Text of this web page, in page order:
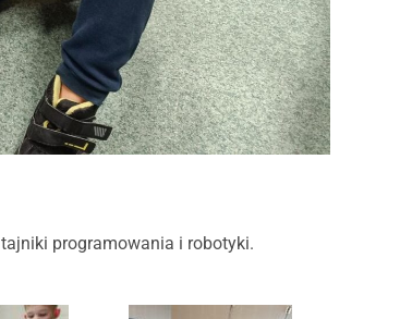
programowania i robotyki.